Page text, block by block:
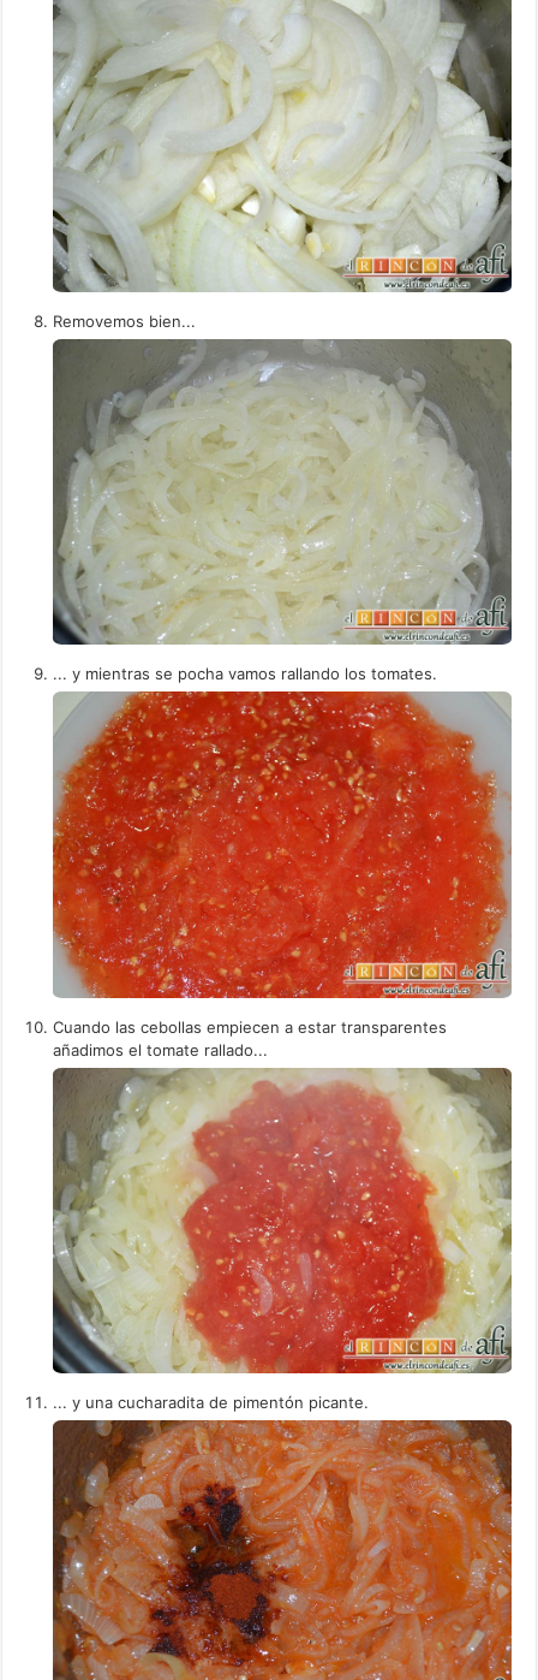
Removemos bien...
... y mientras se pocha vamos rallando los tomates.
Cuando las cebollas empiecen a estar transparentes
añadimos el tomate rallado...
... y una cucharadita de pimentón picante.